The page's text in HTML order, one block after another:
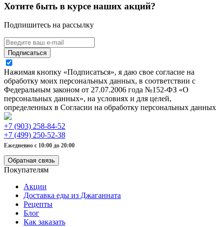
Хотите быть в курсе наших акций?
Подпишитесь на рассылку
Подписаться
Нажимая кнопку «Подписаться», я даю свое согласие на
обработку моих персональных данных, в соответствии с
Федеральным законом от 27.07.2006 года №152-ФЗ «О
персональных данных», на условиях и для целей,
определенных в Согласии на обработку персональных данных
+7 (903) 258-84-52
+7 (499) 250-52-38
Ежедневно с 10:00 до 20:00
Обратная связь
Покупателям
Акции
Доставка еды из Джаганната
Рецепты
Блог
Как заказать